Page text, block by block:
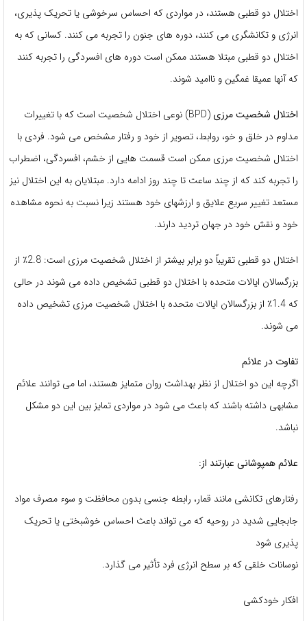
اختلال دو قطبی هستند، در مواردی که احساس سرخوشی یا تحریک پذیری،
انرژی و تکانشگری می کنند، دوره های جنون را تجربه می کنند. کسانی که به
اختلال دو قطبی مبتلا هستند ممکن است دوره های افسردگی را تجربه کنند
که آنها عمیقا غمگین و ناامید شوند.
اختلال شخصیت مرزی
(BPD) نوعی اختلال شخصیت است که با تغییرات
مداوم در خلق و خو، روابط، تصویر از خود و رفتار مشخص می شود. فردی با
اختلال شخصیت مرزی ممکن است قسمت هایی از خشم، افسردگی، اضطراب
را تجربه کند که از چند ساعت تا چند روز ادامه دارد. مبتلایان به این اختلال نیز
مستعد تغییر سریع علایق و ارزشهای خود هستند زیرا نسبت به نحوه مشاهده
خود و نقش خود در جهان تردید دارند.
اختلال دو قطبی تقریباً دو برابر بیشتر از اختلال شخصیت مرزی است: 2.8٪ از
بزرگسالان ایالات متحده با اختلال دو قطبی تشخیص داده می شوند در حالی
که 1.4٪ از بزرگسالان ایالات متحده با اختلال شخصیت مرزی تشخیص داده
می شوند.
تفاوت در علائم
اگرچه این دو اختلال از نظر بهداشت روان متمایز هستند، اما می توانند علائم
مشابهی داشته باشند که باعث می شود در مواردی تمایز بین این دو مشکل
نباشد.
علائم همپوشانی عبارتند از:
رفتارهای تکانشی مانند قمار، رابطه جنسی بدون محافظت و سوء مصرف مواد
جابجایی شدید در روحیه که می تواند باعث احساس خوشبختی یا تحریک
پذیری شود
نوسانات خلقی که بر سطح انرژی فرد تأثیر می گذارد.
افکار خودکشی